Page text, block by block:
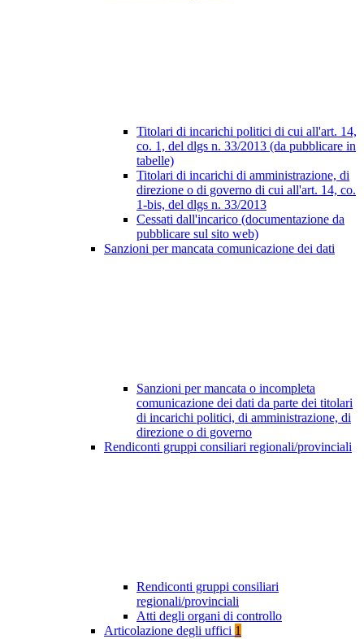
Titolari di incarichi politici di cui all'art. 14,
co. 1, del dlgs n. 33/2013 (da pubblicare in
tabelle)
Titolari di incarichi di amministrazione, di
direzione o di governo di cui all'art. 14, co.
1-bis, del dlgs n. 33/2013
Cessati dall'incarico (documentazione da
pubblicare sul sito web)
Sanzioni per mancata comunicazione dei dati
Sanzioni per mancata o incompleta
comunicazione dei dati da parte dei titolari
di incarichi politici, di amministrazione, di
direzione o di governo
Rendiconti gruppi consiliari regionali/provinciali
Rendiconti gruppi consiliari
regionali/provinciali
Atti degli organi di controllo
Articolazione degli uffici 1